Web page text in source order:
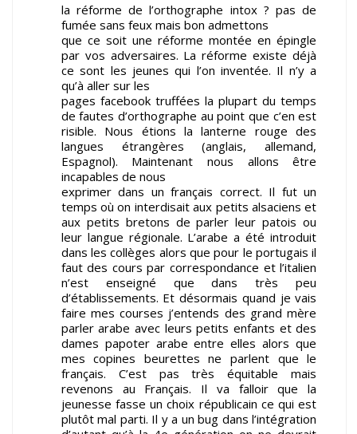
la réforme de l’orthographe intox ? pas de
fumée sans feux mais bon admettons
que ce soit une réforme montée en épingle
par vos adversaires. La réforme existe déjà
ce sont les jeunes qui l’on inventée. Il n’y a
qu’à aller sur les
pages facebook truffées la plupart du temps
de fautes d’orthographe au point que c’en est
risible. Nous étions la lanterne rouge des
langues étrangères (anglais, allemand,
Espagnol). Maintenant nous allons être
incapables de nous
exprimer dans un français correct. Il fut un
temps où on interdisait aux petits alsaciens et
aux petits bretons de parler leur patois ou
leur langue régionale. L’arabe a été introduit
dans les collèges alors que pour le portugais il
faut des cours par correspondance et l’italien
n’est enseigné que dans très peu
d’établissements. Et désormais quand je vais
faire mes courses j’entends des grand mère
parler arabe avec leurs petits enfants et des
dames papoter arabe entre elles alors que
mes copines beurettes ne parlent que le
français. C’est pas très équitable mais
revenons au Français. Il va falloir que la
jeunesse fasse un choix républicain ce qui est
plutôt mal parti. Il y a un bug dans l’intégration